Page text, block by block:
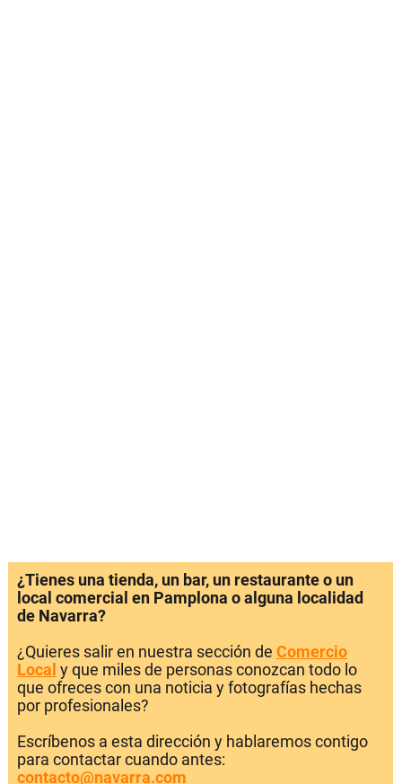
¿Tienes una tienda, un bar, un restaurante o un
local comercial en Pamplona o alguna localidad
de Navarra?
¿Quieres salir en nuestra sección de Comercio
Local y que miles de personas conozcan todo lo
que ofreces con una noticia y fotografías hechas
por profesionales?
Escríbenos a esta dirección y hablaremos contigo
para contactar cuando antes:
contacto@navarra.com